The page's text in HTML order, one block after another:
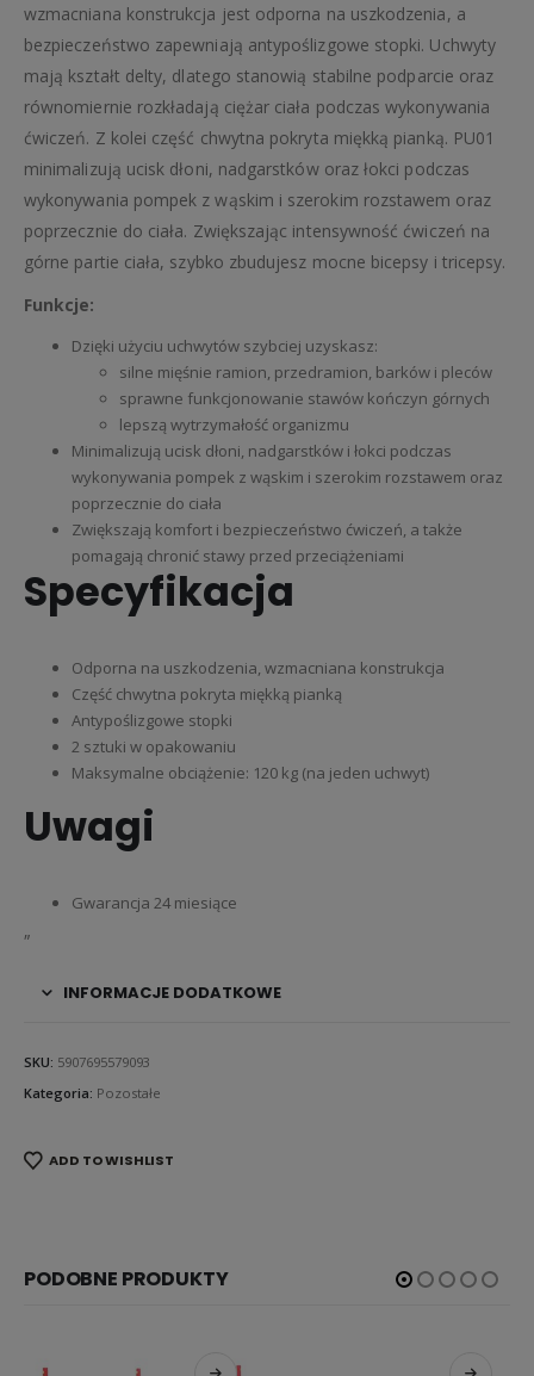
wzmacniana konstrukcja jest odporna na uszkodzenia, a
bezpieczeństwo zapewniają antypoślizgowe stopki. Uchwyty
mają kształt delty, dlatego stanowią stabilne podparcie oraz
równomiernie rozkładają ciężar ciała podczas wykonywania
ćwiczeń. Z kolei część chwytna pokryta miękką pianką. PU01
minimalizują ucisk dłoni, nadgarstków oraz łokci podczas
wykonywania pompek z wąskim i szerokim rozstawem oraz
poprzecznie do ciała. Zwiększając intensywność ćwiczeń na
górne partie ciała, szybko zbudujesz mocne bicepsy i tricepsy.
Funkcje:
Dzięki użyciu uchwytów szybciej uzyskasz:
silne mięśnie ramion, przedramion, barków i pleców
sprawne funkcjonowanie stawów kończyn górnych
lepszą wytrzymałość organizmu
Minimalizują ucisk dłoni, nadgarstków i łokci podczas
wykonywania pompek z wąskim i szerokim rozstawem oraz
poprzecznie do ciała
Zwiększają komfort i bezpieczeństwo ćwiczeń, a także
pomagają chronić stawy przed przeciążeniami
Specyfikacja
Odporna na uszkodzenia, wzmacniana konstrukcja
Część chwytna pokryta miękką pianką
Antypoślizgowe stopki
2 sztuki w opakowaniu
Maksymalne obciążenie: 120 kg (na jeden uchwyt)
Uwagi
Gwarancja 24 miesiące
„
INFORMACJE DODATKOWE
SKU: 5907695579093
Kategoria: Pozostałe
ADD TO WISHLIST
PODOBNE PRODUKTY